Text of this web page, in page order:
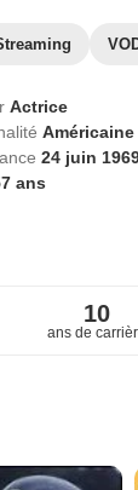
Actrice
Américaine
24 juin
ans
10
ans de